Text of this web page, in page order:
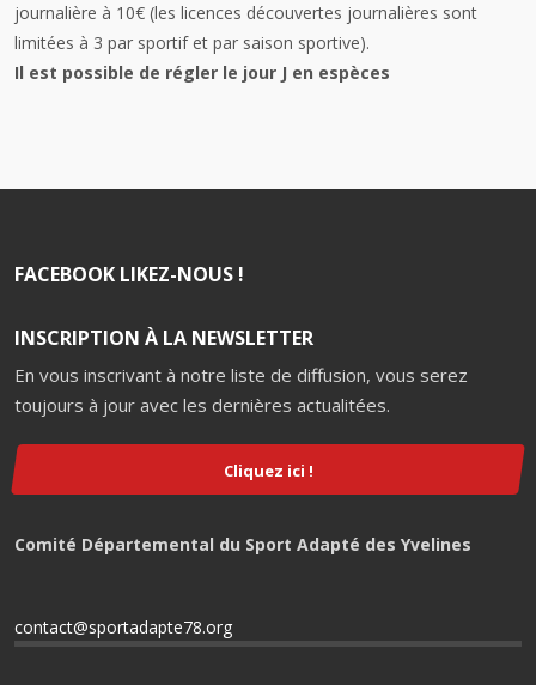
journalière à 10€ (les licences découvertes journalières sont
limitées à 3 par sportif et par saison sportive).
Il est possible de régler le jour J en espèces
FACEBOOK LIKEZ-NOUS !
INSCRIPTION À LA NEWSLETTER
En vous inscrivant à notre liste de diffusion, vous serez
toujours à jour avec les dernières actualitées.
Cliquez ici !
Comité Départemental du Sport Adapté des Yvelines
contact@sportadapte78.org